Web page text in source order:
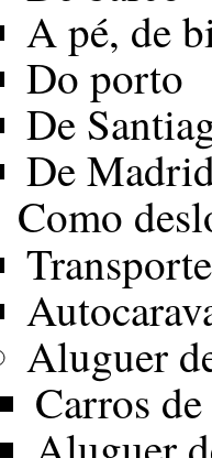
A pé, de
Do porto
De
De
Como
Aluguer
Carros